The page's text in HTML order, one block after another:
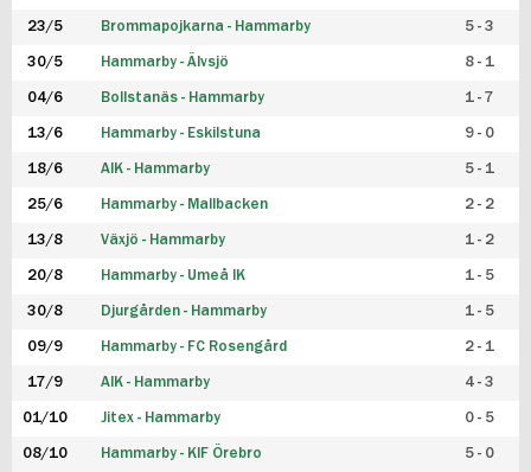
23/5 Brommapojkarna - Hammarby 5 - 3
30/5 Hammarby - Älvsjö 8 - 1
04/6 Bollstanäs - Hammarby 1 - 7
13/6 Hammarby - Eskilstuna 9 - 0
18/6 AIK - Hammarby 5 - 1
25/6 Hammarby - Mallbacken 2 - 2
13/8 Växjö - Hammarby 1 - 2
20/8 Hammarby - Umeå IK 1 - 5
30/8 Djurgården - Hammarby 1 - 5
09/9 Hammarby - FC Rosengård 2 - 1
17/9 AIK - Hammarby 4 - 3
01/10 Jitex - Hammarby 0 - 5
08/10 Hammarby - KIF Örebro 5 - 0